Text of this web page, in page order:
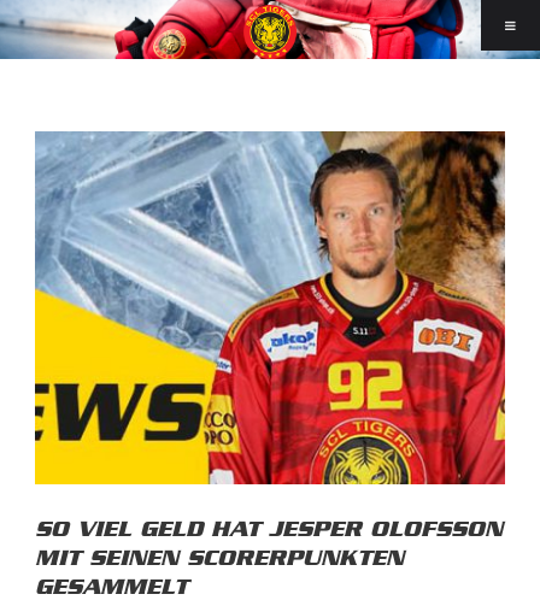
SO VIEL GELD HAT JESPER OLOFSSON
MIT SEINEN SCORERPUNKTEN
GESAMMELT